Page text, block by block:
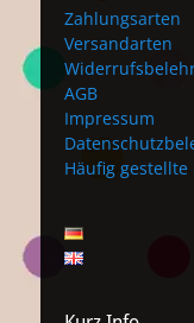
Zahlungsarten
Versandarten
AGB
Impressum
Häufig gestellte